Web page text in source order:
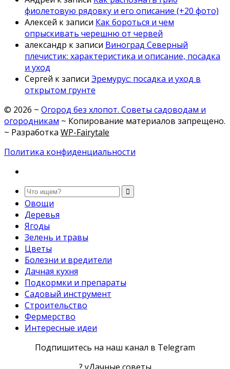
фиолетовую рядовку и его описание (+20 фото)
Алексей к записи Как бороться и чем
опрыскивать черешню от червей
александр к записи Виноград Северный
плечистик: характеристика и описание, посадка
и уход
Сергей к записи Эремурус: посадка и уход в
открытом грунте
© 2026 ~ Огород без хлопот. Советы садоводам и
огородникам ~ Копирование материалов запрещено.
~ Разработка WP-Fairytale
Политика конфиденциальности
Овощи
Деревья
Ягоды
Зелень и травы
Цветы
Болезни и вредители
Дачная кухня
Подкормки и препараты
Садовый инструмент
Строительство
Фермерство
Интересные идеи
Подпишитесь на наш канал в Telegram